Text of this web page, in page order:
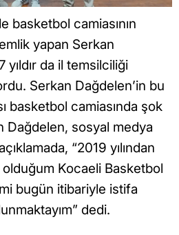
basketbol camiasının
yapan Serkan
yıldır da il temsilciliği
Serkan Dağdelen’in bu
basketbol camiasında şok
Dağdelen, sosyal medya
“2019 yılından
Kocaeli Basketbol
bugün itibariyle istifa
dedi.